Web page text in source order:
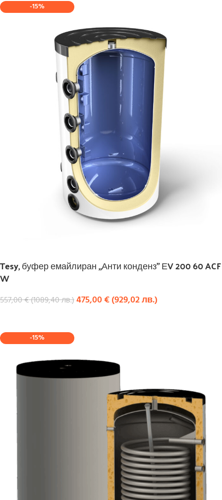
-15%
Tesy, буфер емайлиран „Анти конденз” ЕV 200 60 ACF
W
557,00€(1089,40лв.)475,00€(929,02лв.)
-15%